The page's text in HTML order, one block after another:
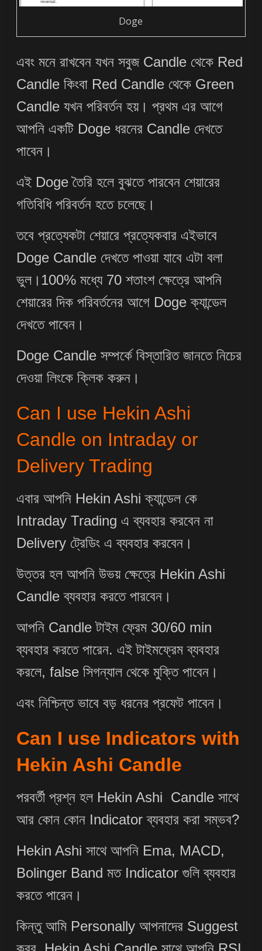
Doge
এবং মনে রাখবেন যখন সবুজ Candle থেকে Red
Candle কিংবা Red Candle থেকে Green
Candle যখন পরিবর্তন হয়। প্রথম এর আগে
আপনি একটি Doge ধরনের Candle দেখতে
পাবেন।
এই Doge তৈরি হলে বুঝতে পারবেন শেয়ারের
গতিবিধি পরিবর্তন হতে চলেছে।
তবে প্রত্যেকটা শেয়ারে প্রত্যেকবার এইভাবে
Doge Candle দেখতে পাওয়া যাবে এটা বলা
ভুল।100% মধ্যে 70 শতাংশ ক্ষেত্রে আপনি
শেয়ারের দিক পরিবর্তনের আগে Doge ক্যান্ডেল
দেখতে পাবেন।
Doge Candle সম্পর্কে বিস্তারিত জানতে নিচের
দেওয়া লিংকে ক্লিক করুন।
Can I use Hekin Ashi
Candle on Intraday or
Delivery Trading
এবার আপনি Hekin Ashi ক্যান্ডেল কে
Intraday Trading এ ব্যবহার করবেন না
Delivery ট্রেডিং এ ব্যবহার করবেন।
উত্তর হল আপনি উভয় ক্ষেত্রে Hekin Ashi
Candle ব্যবহার করতে পারবেন।
আপনি Candle টাইম ফ্রেম 30/60 min
ব্যবহার করতে পারেন. এই টাইমফ্রেম ব্যবহার
করলে, false সিগন্যাল থেকে মুক্তি পাবেন।
এবং নিশ্চিন্ত ভাবে বড় ধরনের প্রফেট পাবেন।
Can I use Indicators with
Hekin Ashi Candle
পরবর্তী প্রশ্ন হল Hekin Ashi Candle সাথে
আর কোন কোন Indicator ব্যবহার করা সম্ভব?
Hekin Ashi সাথে আপনি Ema, MACD,
Bolinger Band মত Indicator গুলি ব্যবহার
করতে পারেন।
কিন্তু আমি Personally আপনাদের Suggest